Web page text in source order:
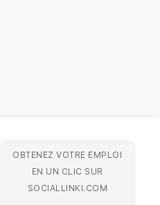
OBTENEZ VOTRE EMPLOI
EN UN CLIC SUR
SOCIALLINKI.COM